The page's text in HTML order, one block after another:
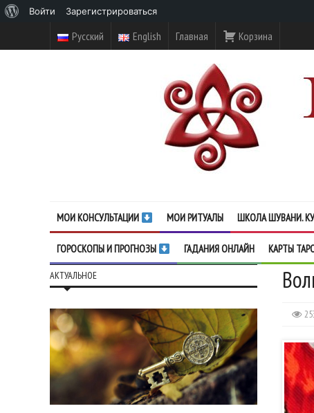
Русский English Главная Корзина
МОИ КОНСУЛЬТАЦИИ МОИ РИТУАЛЫ ШКОЛА ШУВАНИ.
ГОРОСКОПЫ И ПРОГНОЗЫ ГАДАНИЯ ОНЛАЙН КАРТЫ
АКТУАЛЬНОЕ
WordPress
Войти Зарегистрироваться